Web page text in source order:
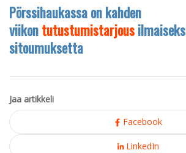
Pörssihaukassa on kahden
viikontutustumistarjous
sitoumuksetta
Jaa artikkeli
Facebook
LinkedIn